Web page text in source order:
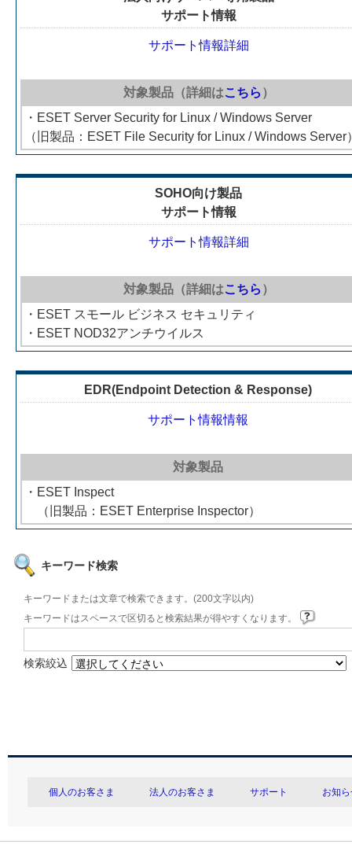
サポート情報
サポート情報詳細
対象製品（詳細はこちら ）
・ESET Server Security for Linux / Windows Server
（旧製品：ESET File Security for Linux / Windows Server
SOHO向け製品
サポート情報
サポート情報詳細
対象製品（詳細はこちら ）
・ESET スモール ビジネス セキュリティ
・ESET NOD32アンチウイルス
EDR(Endpoint Detection & Response)
サポート情報情報
対象製品
・ESET Inspect
（旧製品：ESET Enterprise Inspector）
キーワード検索
キーワードまたは文章で検索できます。(200文字以内)
キーワードはスペースで区切ると検索結果が得やすくなります。
検索絞込
個人のお客さま 法人のお客さま サポート お知